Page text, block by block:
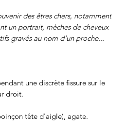
des êtres chers, notamment
un portrait, mèches de cheveux
gravés au nom d'un proche...
une discrète fissure sur le
droit.
tête d'aigle), agate.